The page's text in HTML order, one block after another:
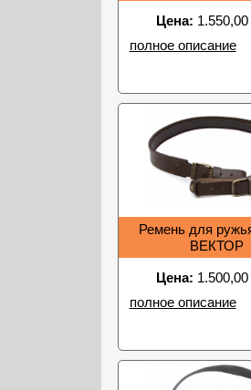
Цена:
полное описание
Ремень для
ВЕКТОР
Цена:
полное описание